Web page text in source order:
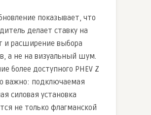
показывает, что
делает ставку на
и расширение выбора
а не на визуальный шум.
более доступного PHEV Z
важно: подключаемая
силовая установка
не только флагманской